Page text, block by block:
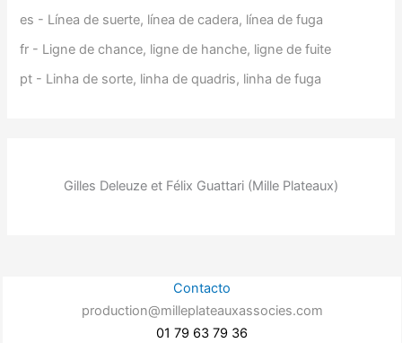
es - Línea de suerte, línea de cadera, línea de fuga
fr - Ligne de chance, ligne de hanche, ligne de fuite
pt - Linha de sorte, linha de quadris, linha de fuga
Gilles Deleuze et Félix Guattari (Mille Plateaux)
Contacto
production@milleplateauxassocies.com
01 79 63 79 36